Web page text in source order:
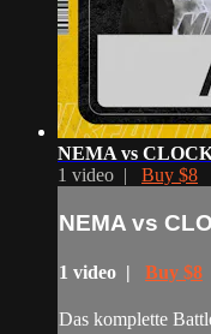
NEMA vs
1 video | Buy $8
NEMA vs
1 video | Buy $8
Das komplette